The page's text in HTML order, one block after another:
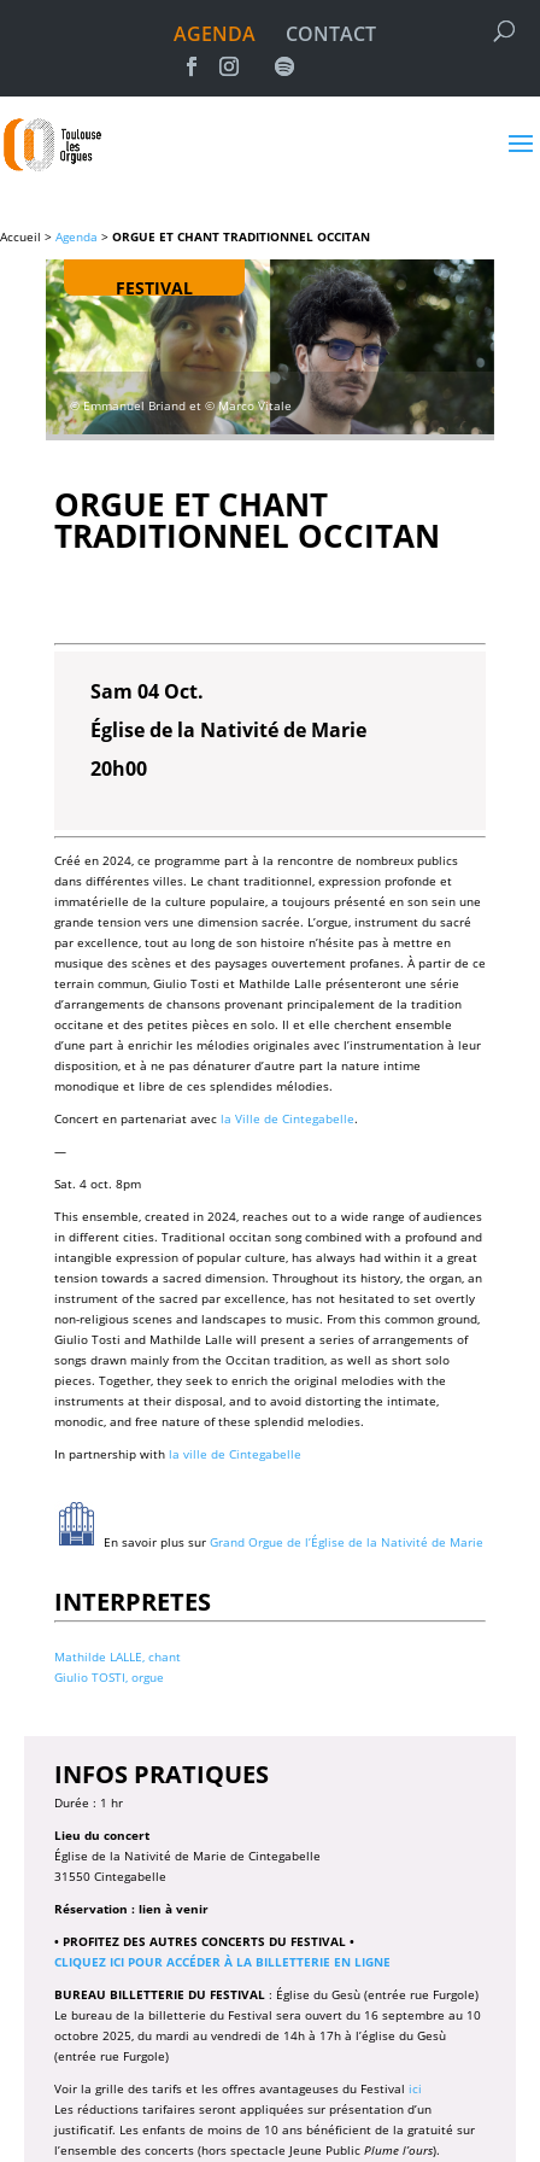
AGENDA CONTACT
Accueil > Agenda > ORGUE ET CHANT TRADITIONNEL OCCITAN
FESTIVAL
© Emmanuel Briand et © Marco Vitale
ORGUE ET CHANT
TRADITIONNEL OCCITAN
Sam 04 Oct.
Église de la Nativité de Marie
20h00
Créé en 2024, ce programme part à la rencontre de nombreux publics
dans différentes villes. Le chant traditionnel, expression profonde et
immatérielle de la culture populaire, a toujours présenté en son sein une
grande tension vers une dimension sacrée. L’orgue, instrument du sacré
par excellence, tout au long de son histoire n’hésite pas à mettre en
musique des scènes et des paysages ouvertement profanes. À partir de ce
terrain commun, Giulio Tosti et Mathilde Lalle présenteront une série
d’arrangements de chansons provenant principalement de la tradition
occitane et des petites pièces en solo. Il et elle cherchent ensemble
d’une part à enrichir les mélodies originales avec l’instrumentation à leur
disposition, et à ne pas dénaturer d’autre part la nature intime
monodique et libre de ces splendides mélodies.
Concert en partenariat avec la Ville de Cintegabelle.
—
Sat. 4 oct. 8pm
This ensemble, created in 2024, reaches out to a wide range of audiences
in different cities. Traditional occitan song combined with a profound and
intangible expression of popular culture, has always had within it a great
tension towards a sacred dimension. Throughout its history, the organ, an
instrument of the sacred par excellence, has not hesitated to set overtly
non-religious scenes and landscapes to music. From this common ground,
Giulio Tosti and Mathilde Lalle will present a series of arrangements of
songs drawn mainly from the Occitan tradition, as well as short solo
pieces. Together, they seek to enrich the original melodies with the
instruments at their disposal, and to avoid distorting the intimate,
monodic, and free nature of these splendid melodies.
In partnership with la ville de Cintegabelle
En savoir plus sur Grand Orgue de l’Église de la Nativité de Marie
INTERPRETES
Mathilde LALLE, chant
Giulio TOSTI, orgue
INFOS PRATIQUES
Durée : 1 hr
Lieu du concert
Église de la Nativité de Marie de Cintegabelle
31550 Cintegabelle
Réservation : lien à venir
• PROFITEZ DES AUTRES CONCERTS DU FESTIVAL •
CLIQUEZ ICI POUR ACCÉDER À LA BILLETTERIE EN LIGNE
BUREAU BILLETTERIE DU FESTIVAL : Église du Gesù (entrée rue Furgole)
Le bureau de la billetterie du Festival sera ouvert du 16 septembre au 10
octobre 2025, du mardi au vendredi de 14h à 17h à l’église du Gesù
(entrée rue Furgole)
Voir la grille des tarifs et les offres avantageuses du Festival ici
Les réductions tarifaires seront appliquées sur présentation d’un
justificatif. Les enfants de moins de 10 ans bénéficient de la gratuité sur
l’ensemble des concerts (hors spectacle Jeune Public Plume l’ours).